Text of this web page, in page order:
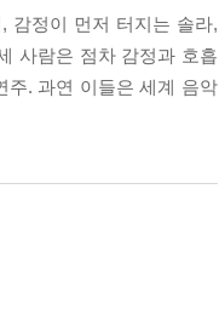
감정이 먼저 터지는 솔라,
사람은 점차 감정과 호흡
주. 과연 이들은 세계 음악